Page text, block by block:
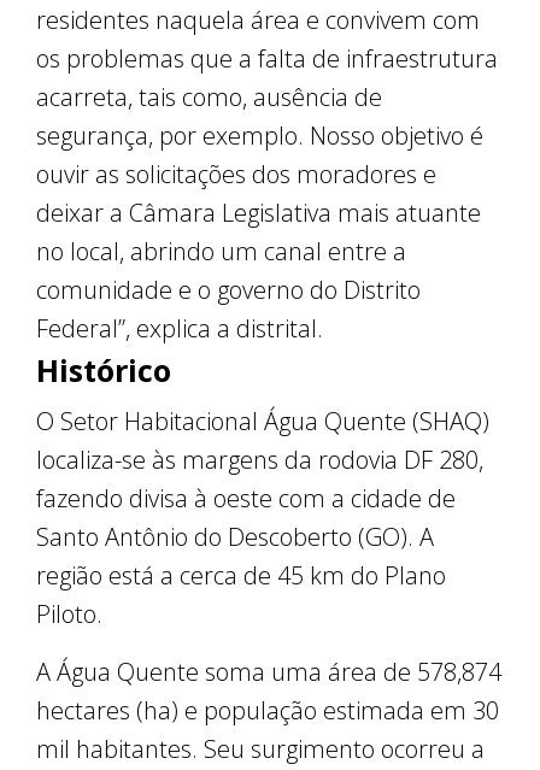
residentes naquela área e convivem com
os problemas que a falta de infraestrutura
acarreta, tais como, ausência de
segurança, por exemplo. Nosso objetivo é
ouvir as solicitações dos moradores e
deixar a Câmara Legislativa mais atuante
no local, abrindo um canal entre a
comunidade e o governo do Distrito
Federal”, explica a distrital.
Histórico
O Setor Habitacional Água Quente (SHAQ)
localiza-se às margens da rodovia DF 280,
fazendo divisa à oeste com a cidade de
Santo Antônio do Descoberto (GO). A
região está a cerca de 45 km do Plano
Piloto.
A Água Quente soma uma área de 578,874
hectares (ha) e população estimada em 30
mil habitantes. Seu surgimento ocorreu a